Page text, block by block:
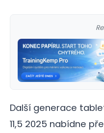
Další generace
11,5 2025 nabídne